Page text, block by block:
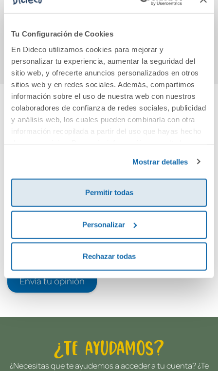
Tu Configuración de Cookies
En Dideco utilizamos cookies para mejorar y
personalizar tu experiencia, aumentar la seguridad del
sitio web, y ofrecerte anuncios personalizados en otros
sitios web y en redes sociales. Además, compartimos
información sobre el uso de nuestra web con nuestros
colaboradores de confianza de redes sociales, publicidad
y análisis web, los cuales pueden combinarla con otra
información recopilada a partir del uso que hayas hecho
Mostrar detalles
Permitir todas
Personalizar
Rechazar todas
tiparracos del
espacio
Comprar
Comprar
Cuéntanos tu opinión
Debes iniciar sesión para poder valorarlo
Envía tu opinión
¿Te ayudamos?
¿Necesitas que te ayudemos a acceder a tu cuenta? ¿Te